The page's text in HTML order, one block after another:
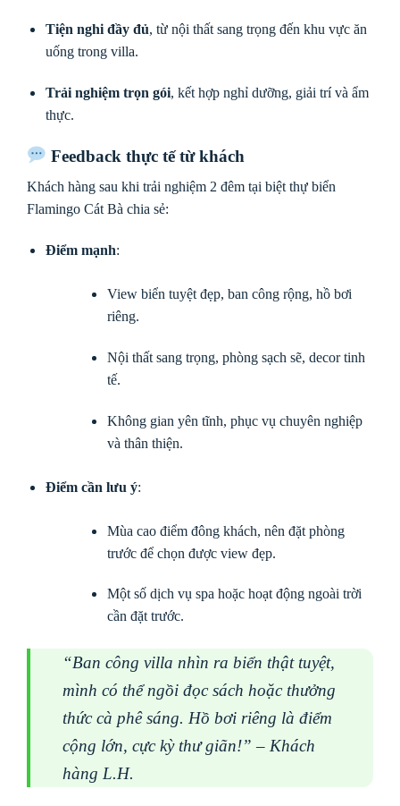
Tiện nghi đầy đủ, từ nội thất sang trọng đến khu vực ăn
uống trong villa.
Trải nghiệm trọn gói, kết hợp nghỉ dưỡng, giải trí và ẩm
thực.
Feedback thực tế từ khách
Khách hàng sau khi trải nghiệm 2 đêm tại biệt thự biển
Flamingo Cát Bà chia sẻ:
Điểm mạnh:
View biển tuyệt đẹp, ban công rộng, hồ bơi
riêng.
Nội thất sang trọng, phòng sạch sẽ, decor tinh
tế.
Không gian yên tĩnh, phục vụ chuyên nghiệp
và thân thiện.
Điểm cần lưu ý:
Mùa cao điểm đông khách, nên đặt phòng
trước để chọn được view đẹp.
Một số dịch vụ spa hoặc hoạt động ngoài trời
cần đặt trước.
“Ban công villa nhìn ra biển thật tuyệt,
mình có thể ngồi đọc sách hoặc thưởng
thức cà phê sáng. Hồ bơi riêng là điểm
cộng lớn, cực kỳ thư giãn!” – Khách
hàng L.H.